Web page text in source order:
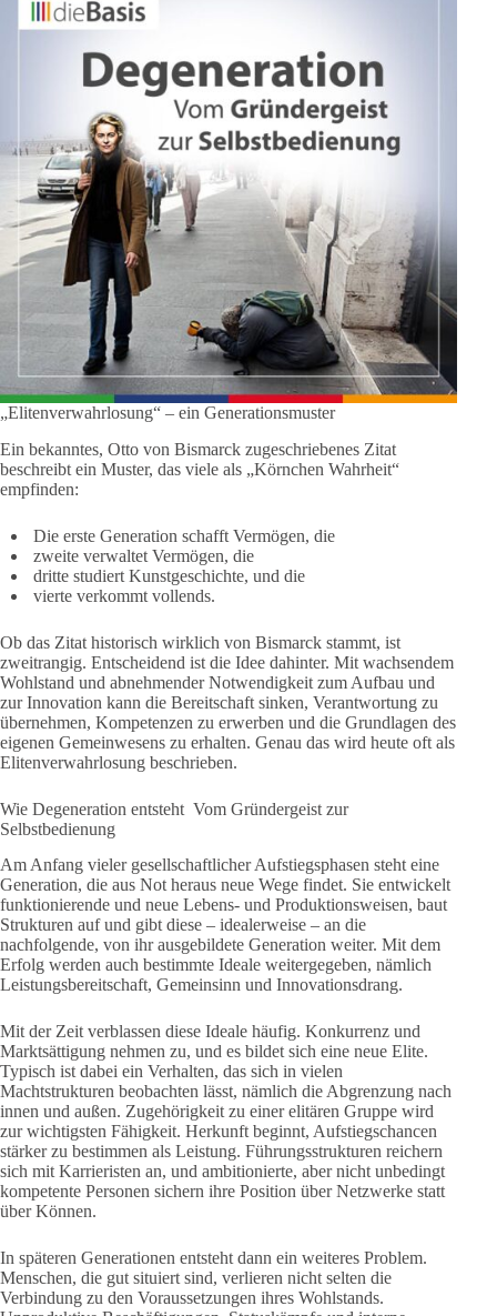
„Elitenverwahrlosung“ – ein Generationsmuster
Ein bekanntes, Otto von Bismarck zugeschriebenes Zitat
beschreibt ein Muster, das viele als „Körnchen Wahrheit“
empfinden:
Die erste Generation schafft Vermögen, die
zweite verwaltet Vermögen, die
dritte studiert Kunstgeschichte, und die
vierte verkommt vollends.
Ob das Zitat historisch wirklich von Bismarck stammt, ist
zweitrangig. Entscheidend ist die Idee dahinter. Mit wachsendem
Wohlstand und abnehmender Notwendigkeit zum Aufbau und
zur Innovation kann die Bereitschaft sinken, Verantwortung zu
übernehmen, Kompetenzen zu erwerben und die Grundlagen des
eigenen Gemeinwesens zu erhalten. Genau das wird heute oft als
Elitenverwahrlosung beschrieben.
Wie Degeneration entsteht Vom Gründergeist zur
Selbstbedienung
Am Anfang vieler gesellschaftlicher Aufstiegsphasen steht eine
Generation, die aus Not heraus neue Wege findet. Sie entwickelt
funktionierende und neue Lebens- und Produktionsweisen, baut
Strukturen auf und gibt diese – idealerweise – an die
nachfolgende, von ihr ausgebildete Generation weiter. Mit dem
Erfolg werden auch bestimmte Ideale weitergegeben, nämlich
Leistungsbereitschaft, Gemeinsinn und Innovationsdrang.
Mit der Zeit verblassen diese Ideale häufig. Konkurrenz und
Marktsättigung nehmen zu, und es bildet sich eine neue Elite.
Typisch ist dabei ein Verhalten, das sich in vielen
Machtstrukturen beobachten lässt, nämlich die Abgrenzung nach
innen und außen. Zugehörigkeit zu einer elitären Gruppe wird
zur wichtigsten Fähigkeit. Herkunft beginnt, Aufstiegschancen
stärker zu bestimmen als Leistung. Führungsstrukturen reichern
sich mit Karrieristen an, und ambitionierte, aber nicht unbedingt
kompetente Personen sichern ihre Position über Netzwerke statt
über Können.
In späteren Generationen entsteht dann ein weiteres Problem.
Menschen, die gut situiert sind, verlieren nicht selten die
Verbindung zu den Voraussetzungen ihres Wohlstands.